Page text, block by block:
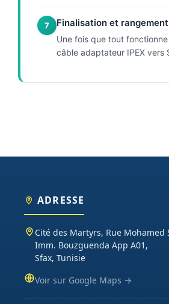
7 Finalisation et rangement
Une fois que tout
câble adaptateur IPEX vers
ADRESSE
Cité des Martyrs, Rue Mohamed
Imm. Bouzguenda App A01,
Sfax, Tunisie
Voir sur Google Maps →